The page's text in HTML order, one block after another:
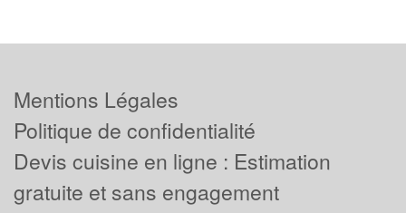
Mentions Légales
Politique de confidentialité
Devis cuisine en ligne : Estimation
gratuite et sans engagement